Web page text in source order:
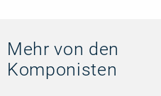
Mehr von den
Komponisten